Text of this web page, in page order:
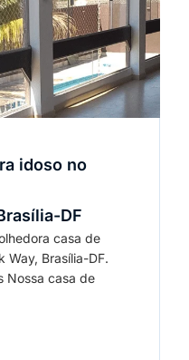
idoso no
DF
casa de
Way, Brasília-DF.
Nossa casa de